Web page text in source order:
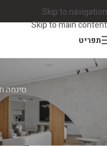
Skip to navigation
Skip to main content
תפריט
סינמה
כיסאות